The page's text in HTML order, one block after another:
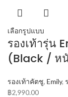
เลือกรูปแบบ
รองเท้ารุ่น
(Black / ห
รองเท้าคัตชู, Emily,
฿2,990.00